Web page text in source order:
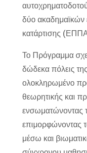
δύο ακαδημαϊκών
κατάρτισης
Το Πρόγραμμα
δώδεκα πόλεις
ολοκληρωμένο
θεωρητικής και
ενσωματώνοντας
επιμορφώνοντας
μέσω και